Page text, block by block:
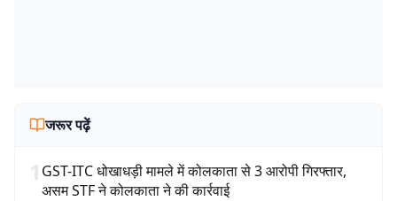
जरूर पढ़ें
1 GST-ITC धोखाधड़ी मामले में कोलकाता से 3 आरोपी गिरफ्तार,
असम STF ने कोलकाता ने की कार्रवाई